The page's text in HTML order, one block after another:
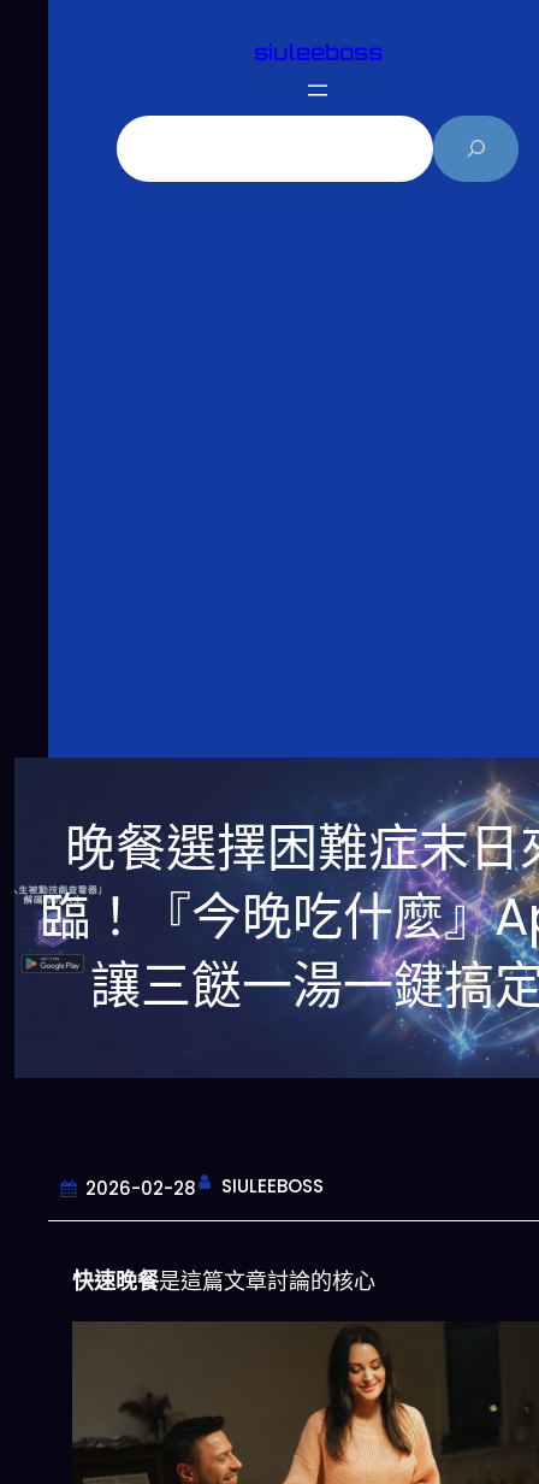
siuleeboss
晚餐選擇困難症末日
臨！『今晚吃什麼』
讓三餸一湯一鍵搞
2026-02-28 SIULEEBOSS
快速晚餐是這篇文章討論的核心